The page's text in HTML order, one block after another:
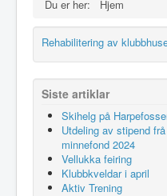
Du er her: Hjem
Rehabilitering av
Siste artiklar
Skihelg på
Utdeling av stipend
minnefond 2024
Vellukka feiring
Klubbkveldar i april
Aktiv Trening